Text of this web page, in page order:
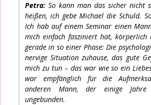
Petra: So kann man das sicher nicht
heißen, ich gebe Michael die Schuld.
Ich hab auf einem Seminar einen
mich einfach fasziniert hat, körperlich
gerade in so einer Phase: Die
nervige Situation zuhause, das gute
mich zu tun – das war wie so ein
war empfänglich für die
anderen Mann, der einige
ungebunden.